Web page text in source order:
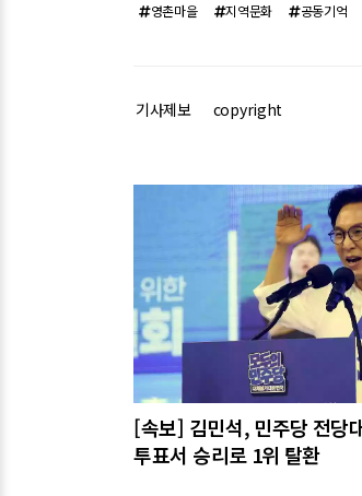
영촌마을 지역문화 공동기억
기사제보 copyright
관련기사
[속보] 김민석, 민주당 전당
투표서 승리로 1위 탈환